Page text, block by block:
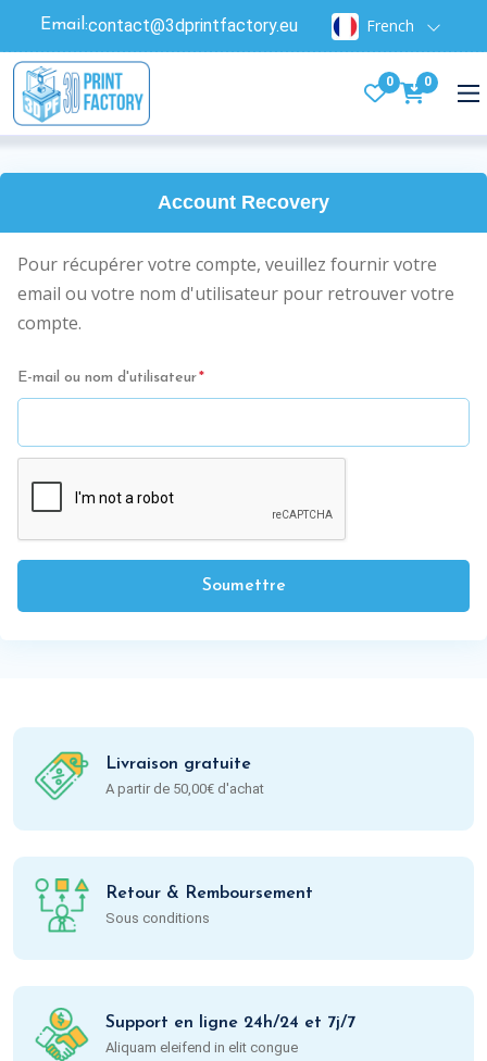
Email:contact@3dprintfactory.eu French
0 0
Account Recovery
Pour récupérer votre compte, veuillez fournir votre
email ou votre nom d'utilisateur pour retrouver votre
compte.
E-mail ou nom d'utilisateur
Soumettre
Livraison gratuite
A partir de 50,00€ d'achat
Retour & Remboursement
Sous conditions
Support en ligne 24h/24 et 7j/7
Aliquam eleifend in elit congue